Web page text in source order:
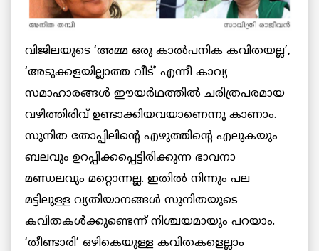
വിജിലയുടെ ‘അമ്മ ഒരു കാൽപനിക കവിതയല്ല’,
‘അടുക്കളയില്ലാത്ത വീട്’ എന്നീ കാവ്യ
സമാഹാരങ്ങൾ ഈയർഥത്തിൽ ചരിത്രപരമായ
വഴിത്തിരിവ് ഉണ്ടാക്കിയവയാണെന്നു കാണാം.
സുനിത തോപ്പിലിന്റെ എഴുത്തിന്റെ എലുകയും
ബലവും ഉറപ്പിക്കപ്പെട്ടിരിക്കുന്ന ഭാവനാ
മണ്ഡലവും മറ്റൊന്നല്ല. ഇതിൽ നിന്നും പല
മട്ടിലുള്ള വ്യതിയാനങ്ങൾ സുനിതയുടെ
കവിതകൾക്കുണ്ടെന്ന് നിശ്ചയമായും പറയാം.
‘തീണ്ടാരി’ ഒഴികെയുള്ള കവിതകളെല്ലാം